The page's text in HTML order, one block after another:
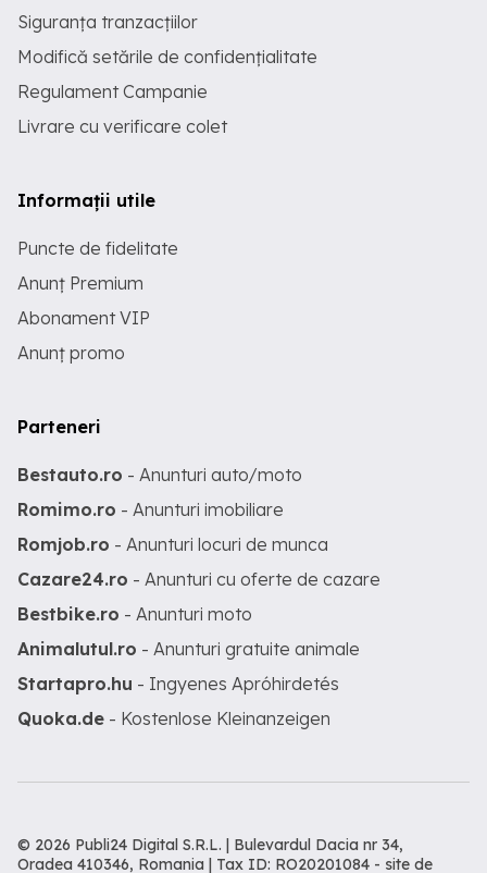
Siguranța tranzacțiilor
Modifică setările de confidențialitate
Regulament Campanie
Livrare cu verificare colet
Informații utile
Puncte de fidelitate
Anunț Premium
Abonament VIP
Anunț promo
Parteneri
Bestauto.ro - Anunturi auto/moto
Romimo.ro - Anunturi imobiliare
Romjob.ro - Anunturi locuri de munca
Cazare24.ro - Anunturi cu oferte de cazare
Bestbike.ro - Anunturi moto
Animalutul.ro - Anunturi gratuite animale
Startapro.hu - Ingyenes Apróhirdetés
Quoka.de - Kostenlose Kleinanzeigen
© 2026 Publi24 Digital S.R.L. | Bulevardul Dacia nr 34,
Oradea 410346, Romania | Tax ID: RO20201084 - site de